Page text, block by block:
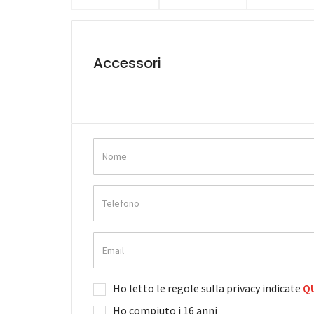
Accessori
Ho letto le regole sulla privacy indicate
Ho compiuto i 16 anni